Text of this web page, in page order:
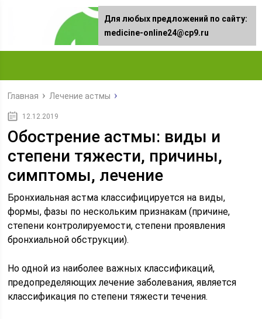
Главная Лечение астмы
12.12.2019
Обострение астмы: виды и
степени тяжести, причины,
симптомы, лечение
Бронхиальная астма классифицируется на виды,
формы, фазы по нескольким признакам (причине,
степени контролируемости, степени проявления
бронхиальной обструкции).
Но одной из наиболее важных классификаций,
предопределяющих лечение заболевания, является
классификация по степени тяжести течения.
Для любых предложений по сайту:
medicine-online24@cp9.ru